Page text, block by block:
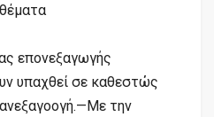
επονεξαγωγής
υπαχθεί σε καθεστώς
την